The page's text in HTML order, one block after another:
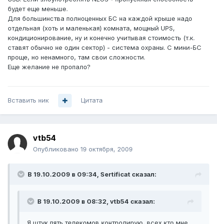
будет еще меньше.
Для большинства полноценных БС на каждой крыше надо
отдельная (хоть и маленькая) комната, мощный UPS,
кондиционирование, ну и конечно учитывая стоимость (т.к.
ставят обычно не один сектор) - система охраны. С мини-БС
проще, но ненамного, там свои сложности.
Еще желание не пропало?
Вставить ник Цитата
vtb54
Опубликовано 19 октября, 2009
В 19.10.2009 в 09:34, Sertificat сказал:
В 19.10.2009 в 08:32, vtb54 сказал: